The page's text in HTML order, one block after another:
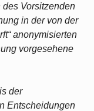
Vorsitzenden
in der von der
anonymisierten
vorgesehene
der
Entscheidungen